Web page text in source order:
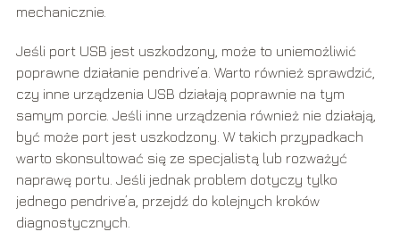
mechanicznie.
Jeśli port USB jest uszkodzony, może to uniemożliwić
poprawne działanie pendrive’a. Warto również sprawdzić,
czy inne urządzenia USB działają poprawnie na tym
samym porcie. Jeśli inne urządzenia również nie działają,
być może port jest uszkodzony. W takich przypadkach
warto skonsultować się ze specjalistą lub rozważyć
naprawę portu. Jeśli jednak problem dotyczy tylko
jednego pendrive’a, przejdź do kolejnych kroków
diagnostycznych.